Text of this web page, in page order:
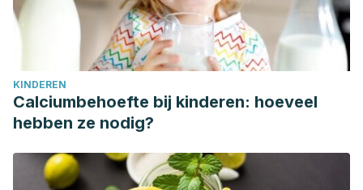
KINDEREN
Calciumbehoefte bij kinderen: hoeveel
hebben ze nodig?